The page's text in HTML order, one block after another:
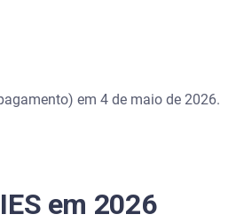
em 4 de maio de 2026.
em 2026